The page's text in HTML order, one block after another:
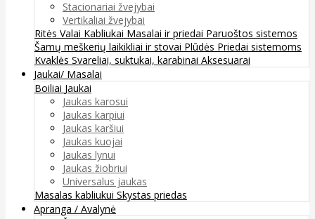
Stacionariai žvejybai
Vertikaliai žvejybai
Ritės Valai Kabliukai Masalai ir priedai Paruoštos sistemos
Šamų meškerių laikikliai ir stovai Plūdės Priedai sistemoms
Kvaklės Svareliai, suktukai, karabinai Aksesuarai
Jaukai/ Masalai
Boiliai Jaukai
Jaukas karosui
Jaukas karpiui
Jaukas karšiui
Jaukas kuojai
Jaukas lynui
Jaukas žiobriui
Universalus jaukas
Masalas kabliukui Skystas priedas
Apranga / Avalynė